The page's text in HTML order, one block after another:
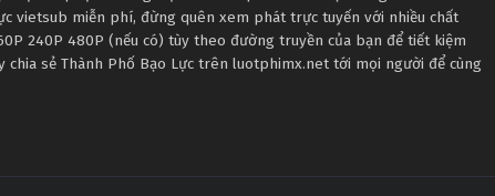
vietsub miễn phí, đừng quên xem phát trực tuyến với nhiều chất
240P 480P (nếu có) tùy theo đường truyền của bạn để tiết kiệm
chia sẻ Thành Phố Bạo Lực trên luotphimx.net tới mọi người để cùng